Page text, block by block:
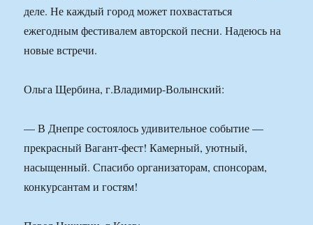
деле. Не каждый город может похвастаться
ежегодным фестивалем авторской песни. Надеюсь на
новые встречи.
Ольга Щербина, г.Владимир-Волынский:
— В Днепре состоялось удивительное событие —
прекрасный Вагант-фест! Камерный, уютный,
насыщенный. Спасибо организаторам, спонсорам,
конкурсантам и гостям!